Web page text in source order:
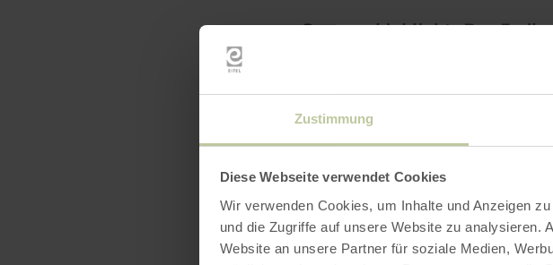
Zustimmung
Diese Webseite verwendet Cookies
Wir verwenden Cookies, um Inhalte und Anzeigen
und die Zugriffe auf unsere Website zu analysieren.
Website an unsere Partner für soziale Medien,
Sommerhighlight: Das
freiem Himmel:
50m-Sportbeckenund
Großes
separates Baby-
Eine weitläufige